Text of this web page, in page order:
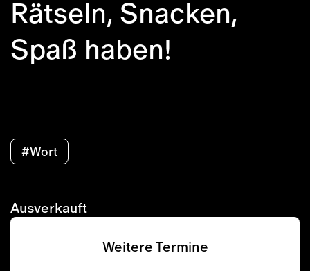
Rätseln, Snacken,
Spaß haben!
#Wort
Ausverkauft
Weitere Termine